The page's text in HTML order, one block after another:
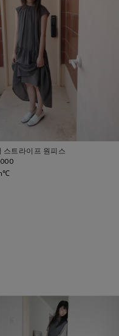
스트라이프 원피스